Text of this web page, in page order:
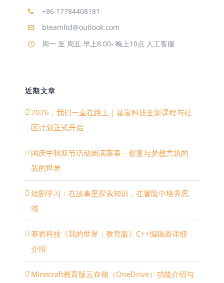
+86 17784408181
bteamltd@outlook.com
周一 至 周五 早上8:00- 晚上10点 人工客服
近期文章
2026，我们一直在路上｜基岩科技全新课程与社
区计划正式开启
国庆中秋双节活动圆满落幕—创意与梦想共筑的
我的世界
短剧学习：在故事里探索知识，在冒险中培养思
维
基岩科技《我的世界：教育版》C++编辑器详细
介绍
Minecraft教育版云存储（OneDrive）功能介绍与